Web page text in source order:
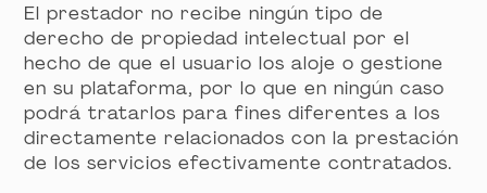
El prestador no recibe ningún tipo de
derecho de propiedad intelectual por el
hecho de que el usuario los aloje o gestione
en su plataforma, por lo que en ningún caso
podrá tratarlos para fines diferentes a los
directamente relacionados con la prestación
de los servicios efectivamente contratados.